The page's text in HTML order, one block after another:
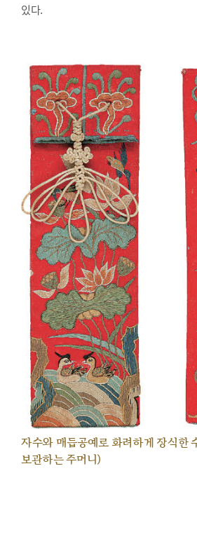
있다.
자수와 매듭공예로 화려하게 장식한
보관하는 주머니)